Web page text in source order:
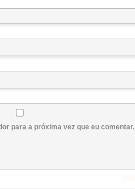
para a próxima vez que eu comentar.